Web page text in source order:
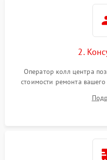
2.
Оператор колл центра
стоимости ремонта